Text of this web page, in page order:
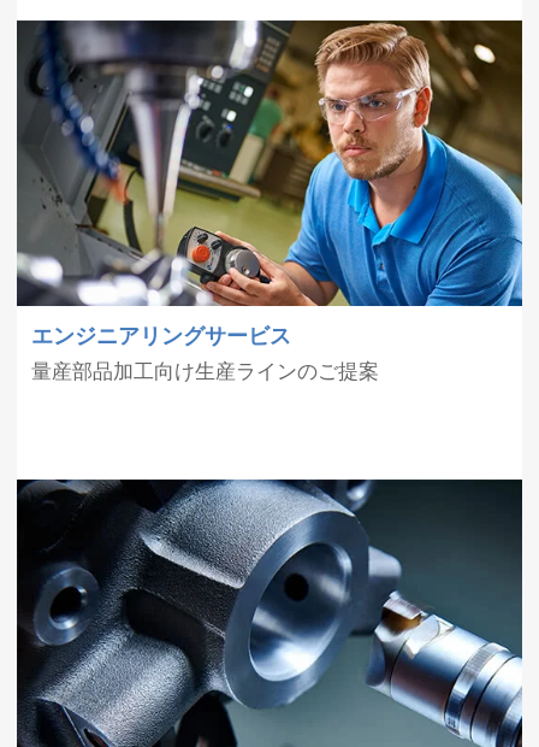
エンジニアリングサービス
量産部品加工向け生産ラインのご提案